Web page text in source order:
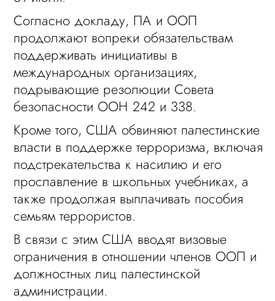
Согласно докладу, ПА и ООП
продолжают вопреки обязательствам
поддерживать инициативы в
международных организациях,
подрывающие резолюции Совета
безопасности ООН 242 и 338.
Кроме того, США обвиняют палестинские
власти в поддержке терроризма, включая
подстрекательства к насилию и его
прославление в школьных учебниках, а
также продолжая выплачивать пособия
семьям террористов.
В связи с этим США вводят визовые
ограничения в отношении членов ООП и
должностных лиц палестинской
администрации.